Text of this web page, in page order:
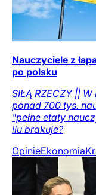
Nauczyciele z
po polsku
SIŁĄ RZECZY ||
ponad 700 tys.
"pełne etaty
ilu brakuje?
OpinieEkonomia